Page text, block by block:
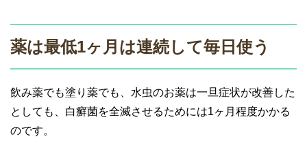
薬は最低1ヶ月は連続して毎日使う
飲み薬でも塗り薬でも、水虫のお薬は一旦症状が改善した
としても、白癬菌を全滅させるためには1ヶ月程度かかる
のです。